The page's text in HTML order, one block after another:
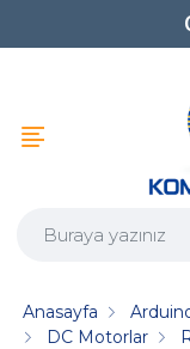
Anasayfa
DC Motorlar